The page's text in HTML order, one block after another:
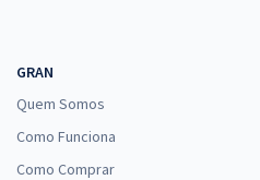
GRAN
Quem Somos
Como Funciona
Como Comprar